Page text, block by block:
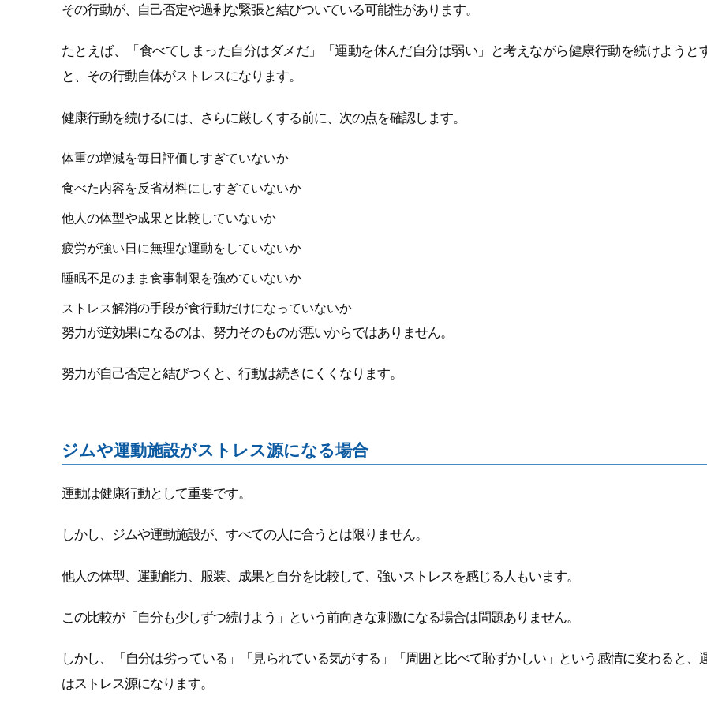
その行動が、自己否定や過剰な緊張と結びついている可能性があります。
たとえば、「食べてしまった自分はダメだ」「運動を休んだ自分は弱い」と考えながら健康行動を続けようと
と、その行動自体がストレスになります。
健康行動を続けるには、さらに厳しくする前に、次の点を確認します。
体重の増減を毎日評価しすぎていないか
食べた内容を反省材料にしすぎていないか
他人の体型や成果と比較していないか
疲労が強い日に無理な運動をしていないか
睡眠不足のまま食事制限を強めていないか
ストレス解消の手段が食行動だけになっていないか
努力が逆効果になるのは、努力そのものが悪いからではありません。
努力が自己否定と結びつくと、行動は続きにくくなります。
ジムや運動施設がストレス源になる場合
運動は健康行動として重要です。
しかし、ジムや運動施設が、すべての人に合うとは限りません。
他人の体型、運動能力、服装、成果と自分を比較して、強いストレスを感じる人もいます。
この比較が「自分も少しずつ続けよう」という前向きな刺激になる場合は問題ありません。
しかし、「自分は劣っている」「見られている気がする」「周囲と比べて恥ずかしい」という感情に変わると、
はストレス源になります。